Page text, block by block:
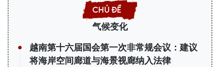
气候变化
越南第十六届国会第一次非常规会议：建议
将海岸空间廊道与海景视廊纳入法律